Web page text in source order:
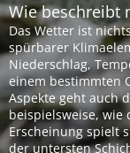
Wie beschreibt
Das Wetter ist
spürbarer
Niederschlag,
einem bestimmten
Aspekte geht auch
beispielsweise, wie
Erscheinung spielt
der untersten